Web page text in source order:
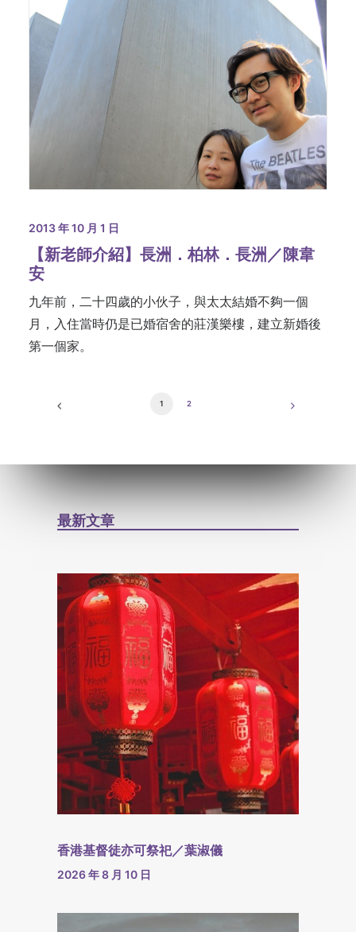
2013 年 10 月 1 日
【新老師介紹】長洲．柏林．長洲／陳韋
安
九年前，二十四歲的小伙子，與太太結婚不夠一個
月，入住當時仍是已婚宿舍的莊漢樂樓，建立新婚後
第一個家。
1 2
最新文章
香港基督徒亦可祭祀／葉淑儀
2026 年 8 月 10 日